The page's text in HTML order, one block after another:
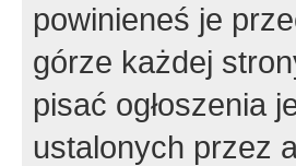
powinieneś je
górze każdej
pisać ogłoszenia
ustalonych przez